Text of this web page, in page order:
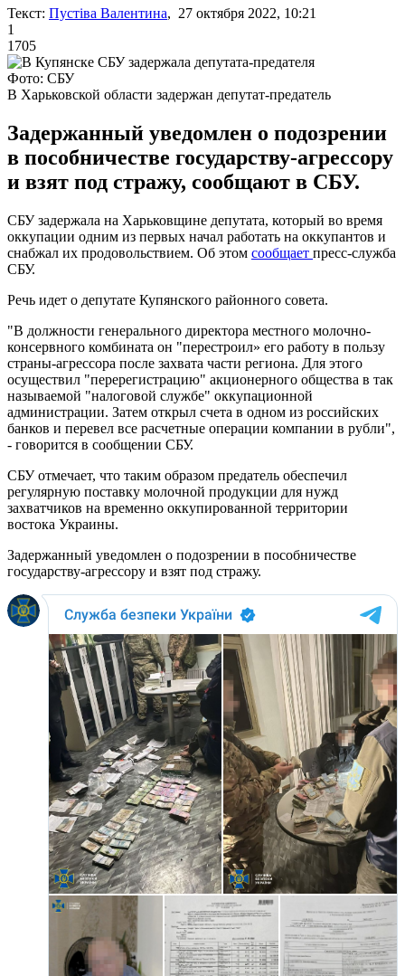
Текст: Пустіва Валентина, 27 октября 2022, 10:21
1
1705
Фото: СБУ
В Харьковской области задержан депутат-предатель
Задержанный уведомлен о подозрении
в пособничестве государству-агрессору
и взят под стражу, сообщают в СБУ.
СБУ задержала на Харьковщине депутата, который во время
оккупации одним из первых начал работать на оккупантов и
снабжал их продовольствием. Об этом сообщает пресс-служба
СБУ.
Речь идет о депутате Купянского районного совета.
"В должности генерального директора местного молочно-
консервного комбината он "перестроил» его работу в пользу
страны-агрессора после захвата части региона. Для этого
осуществил "перерегистрацию" акционерного общества в так
называемой "налоговой службе" оккупационной
администрации. Затем открыл счета в одном из российских
банков и перевел все расчетные операции компании в рубли",
- говорится в сообщении СБУ.
СБУ отмечает, что таким образом предатель обеспечил
регулярную поставку молочной продукции для нужд
захватчиков на временно оккупированной территории
востока Украины.
Задержанный уведомлен о подозрении в пособничестве
государству-агрессору и взят под стражу.